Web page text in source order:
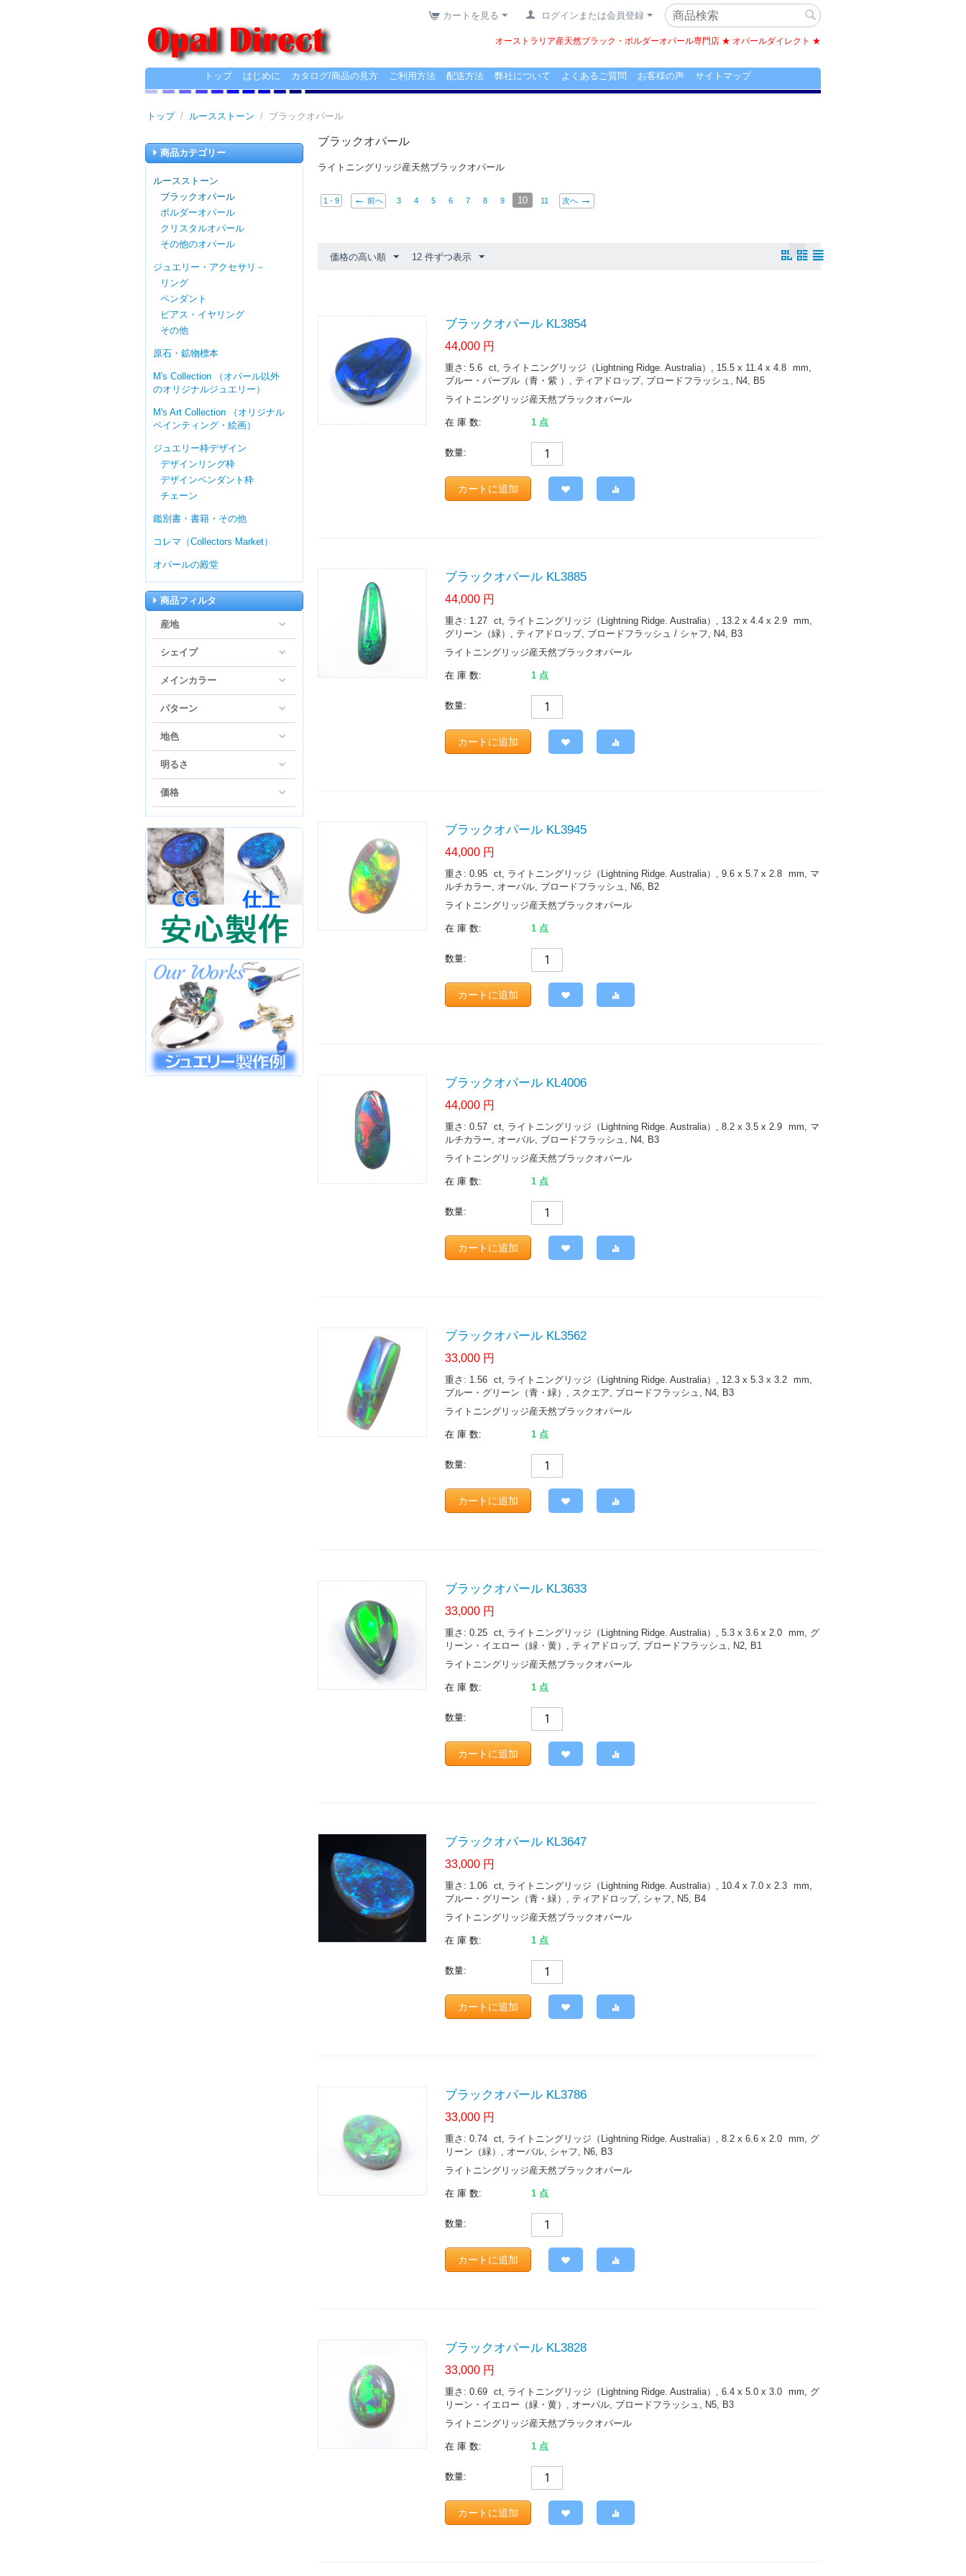
ログインまたは会員登録
カートを見る
オーストラリア産天然ブラック・ボルダーオパール専門店 ★ オパールダイレクト ★
トップ はじめに カタログ/商品の見方 ご利用方法 配送方法 弊社について よくあるご質問 お客様の声 サイトマップ
トップ / ルースストーン / ブラックオパール
商品カテゴリー
ルースストーン
ブラックオパール
ボルダーオパール
クリスタルオパール
その他のオパール
ジュエリー・アクセサリ－
リング
ペンダント
ピアス・イヤリング
その他
原石・鉱物標本
M's Collection （オパール以外
のオリジナルジュエリー）
M's Art Collection （オリジナル
ペインティング・絵画）
ジュエリー枠デザイン
デザインリング枠
デザインペンダント枠
チェーン
鑑別書・書籍・その他
コレマ（Collectors Market）
オパールの殿堂
商品フィルタ
産地
シェイプ
メインカラー
パターン
地色
明るさ
価格
ブラックオパール
ライトニングリッジ産天然ブラックオパール
1 - 9 前へ 3 4 5 6 7 8 9 10 11 次へ
価格の高い順 12 件ずつ表示
ブラックオパール KL3854
44,000 円
重さ: 5.6 ct , ライトニングリッジ（Lightning Ridge. Australia）, 15.5 x 11.4 x 4.8 mm
ブルー・パープル（青・紫 ）, ティアドロップ, ブロードフラッシュ, N4, B5
ライトニングリッジ産天然ブラックオパール
在 庫 数: 1 点
数量:
カートに追加
ブラックオパール KL3885
44,000 円
重さ: 1.27 ct , ライトニングリッジ（Lightning Ridge. Australia）, 13.2 x 4.4 x 2.9 mm
グリーン（緑）, ティアドロップ, ブロードフラッシュ / シャフ, N4, B3
ライトニングリッジ産天然ブラックオパール
在 庫 数: 1 点
数量:
カートに追加
ブラックオパール KL3945
44,000 円
重さ: 0.95 ct , ライトニングリッジ（Lightning Ridge. Australia）, 9.6 x 5.7 x 2.8 mm , マ
ルチカラー, オーバル, ブロードフラッシュ, N6, B2
ライトニングリッジ産天然ブラックオパール
在 庫 数: 1 点
数量:
カートに追加
ブラックオパール KL4006
44,000 円
重さ: 0.57 ct , ライトニングリッジ（Lightning Ridge. Australia）, 8.2 x 3.5 x 2.9 mm , マ
ルチカラー, オーバル, ブロードフラッシュ, N4, B3
ライトニングリッジ産天然ブラックオパール
在 庫 数: 1 点
数量:
カートに追加
ブラックオパール KL3562
33,000 円
重さ: 1.56 ct , ライトニングリッジ（Lightning Ridge. Australia）, 12.3 x 5.3 x 3.2 mm
ブルー・グリーン（青・緑）, スクエア, ブロードフラッシュ, N4, B3
ライトニングリッジ産天然ブラックオパール
在 庫 数: 1 点
数量:
カートに追加
ブラックオパール KL3633
33,000 円
重さ: 0.25 ct , ライトニングリッジ（Lightning Ridge. Australia）, 5.3 x 3.6 x 2.0 mm , グ
リーン・イエロー（緑・黄）, ティアドロップ, ブロードフラッシュ, N2, B1
ライトニングリッジ産天然ブラックオパール
在 庫 数: 1 点
数量:
カートに追加
ブラックオパール KL3647
33,000 円
重さ: 1.06 ct , ライトニングリッジ（Lightning Ridge. Australia）, 10.4 x 7.0 x 2.3 mm
ブルー・グリーン（青・緑）, ティアドロップ, シャフ, N5, B4
ライトニングリッジ産天然ブラックオパール
在 庫 数: 1 点
数量:
カートに追加
ブラックオパール KL3786
33,000 円
重さ: 0.74 ct , ライトニングリッジ（Lightning Ridge. Australia）, 8.2 x 6.6 x 2.0 mm , グ
リーン（緑）, オーバル, シャフ, N6, B3
ライトニングリッジ産天然ブラックオパール
在 庫 数: 1 点
数量:
カートに追加
ブラックオパール KL3828
33,000 円
重さ: 0.69 ct , ライトニングリッジ（Lightning Ridge. Australia）, 6.4 x 5.0 x 3.0 mm , グ
リーン・イエロー（緑・黄）, オーバル, ブロードフラッシュ, N5, B3
ライトニングリッジ産天然ブラックオパール
在 庫 数: 1 点
数量:
カートに追加